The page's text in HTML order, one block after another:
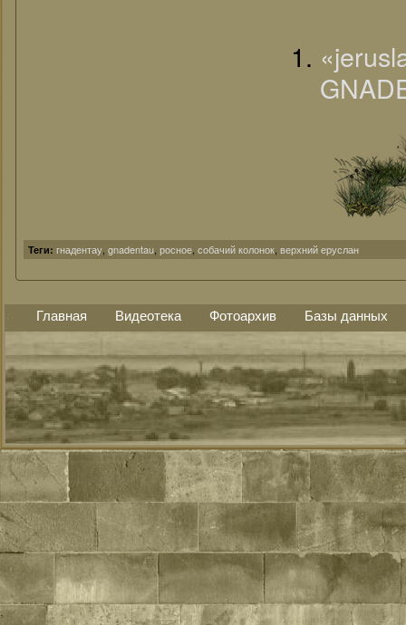
Теги: гнадентау gnadentau росное собачий колонок верхний еруслан
Главная Видеотека Фотоархив Базы данных